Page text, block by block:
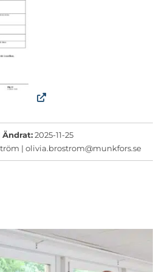
Ändrat:2025-11-25
| olivia.brostrom@munkfors.se
Facebook
via mail